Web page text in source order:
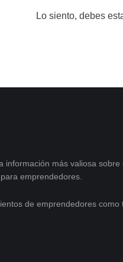
Lo siento, debes
más valiosa sobre
emprendedores.
de emprendedores como